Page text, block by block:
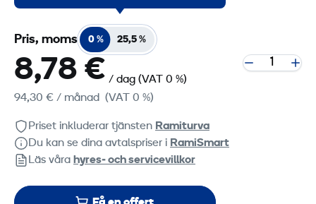
Pris, moms 0 % 25,5 %
8,78 € / dag (VAT 0 %)
94,30 € / månad (VAT 0 %)
Priset inkluderar tjänsten Ramiturva
Du kan se dina avtalspriser i RamiSmart
Läs våra hyres‑ och servicevillkor